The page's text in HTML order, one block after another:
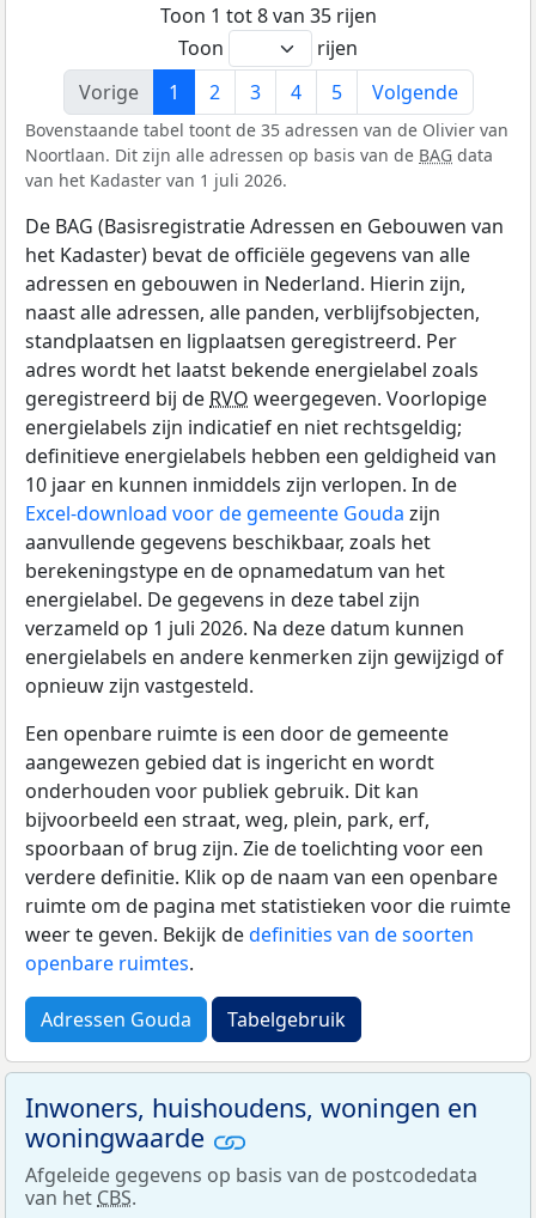
Toon 1 tot 8 van 35 rijen
Toon
rijen
Vorige
1 2 3 4 5 Volgende
Bovenstaande tabel toont de 35 adressen van de Olivier van
Noortlaan. Dit zijn alle adressen op basis van de BAG data
van het Kadaster van 1 juli 2026.
De BAG (Basisregistratie Adressen en Gebouwen van
het Kadaster) bevat de officiële gegevens van alle
adressen en gebouwen in Nederland. Hierin zijn,
naast alle adressen, alle panden, verblijfsobjecten,
standplaatsen en ligplaatsen geregistreerd. Per
adres wordt het laatst bekende energielabel zoals
geregistreerd bij de RVO weergegeven. Voorlopige
energielabels zijn indicatief en niet rechtsgeldig;
definitieve energielabels hebben een geldigheid van
10 jaar en kunnen inmiddels zijn verlopen. In de
Excel-download voor de gemeente Gouda zijn
aanvullende gegevens beschikbaar, zoals het
berekeningstype en de opnamedatum van het
energielabel. De gegevens in deze tabel zijn
verzameld op 1 juli 2026. Na deze datum kunnen
energielabels en andere kenmerken zijn gewijzigd of
opnieuw zijn vastgesteld.
Een openbare ruimte is een door de gemeente
aangewezen gebied dat is ingericht en wordt
onderhouden voor publiek gebruik. Dit kan
bijvoorbeeld een straat, weg, plein, park, erf,
spoorbaan of brug zijn. Zie de toelichting voor een
verdere definitie. Klik op de naam van een openbare
ruimte om de pagina met statistieken voor die ruimte
weer te geven. Bekijk dedefinities van de soorten
openbare ruimtes.
Adressen Gouda Tabelgebruik
Inwoners, huishoudens, woningen en
woningwaarde
Afgeleide gegevens op basis van de postcodedata
van het CBS.